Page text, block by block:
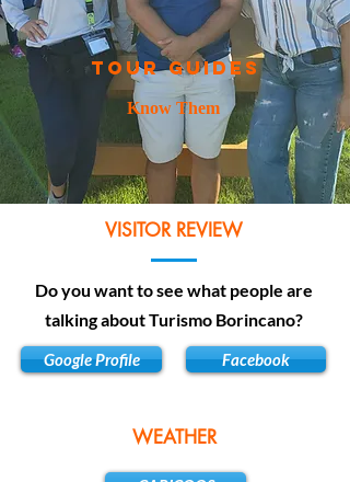
TOUR GUIDES
Know Them
VISITOR REVIEW
Do you want to see what people are
talking about Turismo Borincano?
Google Profile Facebook
WEATHER